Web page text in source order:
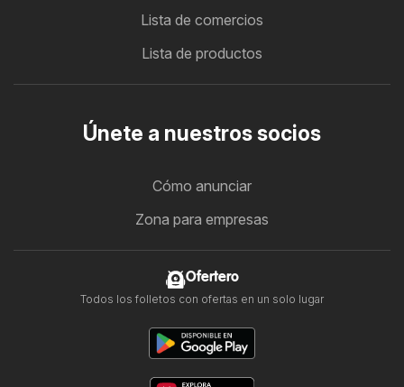
Lista de comercios
Lista de productos
Únete a nuestros socios
Cómo anunciar
Zona para empresas
Ofertero
Todos los folletos con ofertas en un solo lugar